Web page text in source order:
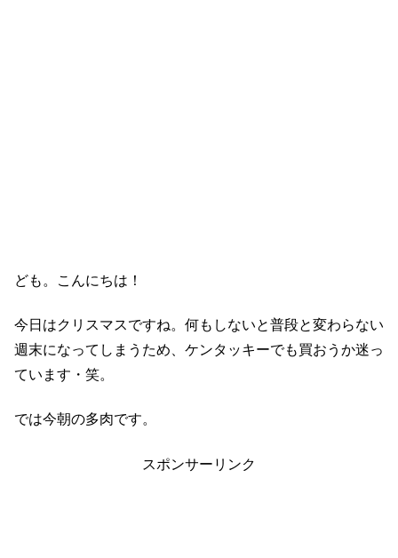
ども。こんにちは！
今日はクリスマスですね。何もしないと普段と変わらない
週末になってしまうため、ケンタッキーでも買おうか迷っ
ています・笑。
では今朝の多肉です。
スポンサーリンク